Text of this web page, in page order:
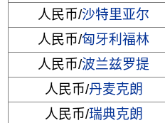
人民币/沙特里亚尔
人民币/匈牙利福林
人民币/波兰兹罗提
人民币/丹麦克朗
人民币/瑞典克朗